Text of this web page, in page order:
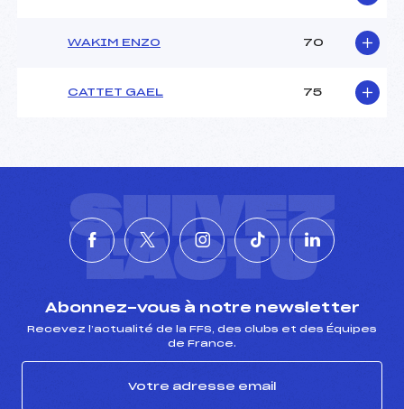
WAKIM ENZO 70
CATTET GAEL 75
SUIVEZ
L'ACTU
Abonnez-vous à notre newsletter
Recevez l’actualité de la FFS, des clubs et des Équipes
de France.